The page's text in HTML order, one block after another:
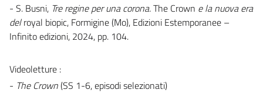
- S. Busni, Tre regine per una corona.The Crown e la nuova era
delroyal biopic, Formigine (Mo), Edizioni Estemporanee –
Infinito edizioni, 2024, pp. 104.
Videoletture :
- The Crown(SS 1-6, episodi selezionati)